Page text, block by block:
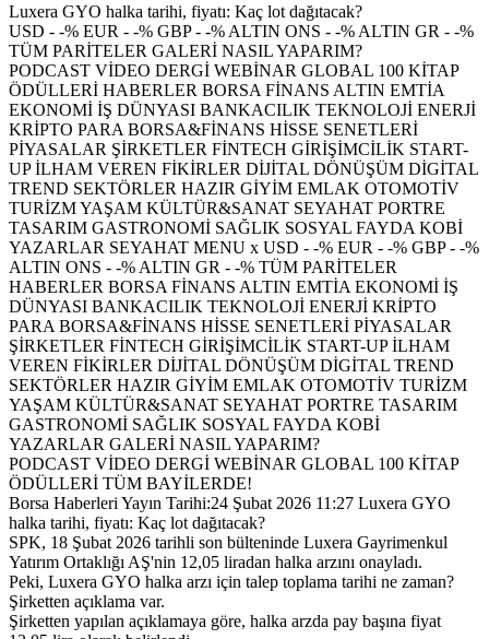
Luxera GYO halka tarihi, fiyatı: Kaç lot dağıtacak?
USD - -% EUR - -% GBP - -% ALTIN ONS - -% ALTIN GR - -%
TÜM PARİTELER GALERİ NASIL YAPARIM?
PODCAST VİDEO DERGİ WEBİNAR GLOBAL 100 KİTAP
ÖDÜLLERİ HABERLER BORSA FİNANS ALTIN EMTİA
EKONOMİ İŞ DÜNYASI BANKACILIK TEKNOLOJİ ENERJİ
KRİPTO PARA BORSA&FİNANS HİSSE SENETLERİ
PİYASALAR ŞİRKETLER FİNTECH GİRİŞİMCİLİK START-
UP İLHAM VEREN FİKİRLER DİJİTAL DÖNÜŞÜM DİGİTAL
TREND SEKTÖRLER HAZIR GİYİM EMLAK OTOMOTİV
TURİZM YAŞAM KÜLTÜR&SANAT SEYAHAT PORTRE
TASARIM GASTRONOMİ SAĞLIK SOSYAL FAYDA KOBİ
YAZARLAR SEYAHAT MENU x USD - -% EUR - -% GBP - -%
ALTIN ONS - -% ALTIN GR - -% TÜM PARİTELER
HABERLER BORSA FİNANS ALTIN EMTİA EKONOMİ İŞ
DÜNYASI BANKACILIK TEKNOLOJİ ENERJİ KRİPTO
PARA BORSA&FİNANS HİSSE SENETLERİ PİYASALAR
ŞİRKETLER FİNTECH GİRİŞİMCİLİK START-UP İLHAM
VEREN FİKİRLER DİJİTAL DÖNÜŞÜM DİGİTAL TREND
SEKTÖRLER HAZIR GİYİM EMLAK OTOMOTİV TURİZM
YAŞAM KÜLTÜR&SANAT SEYAHAT PORTRE TASARIM
GASTRONOMİ SAĞLIK SOSYAL FAYDA KOBİ
YAZARLAR GALERİ NASIL YAPARIM?
PODCAST VİDEO DERGİ WEBİNAR GLOBAL 100 KİTAP
ÖDÜLLERİ TÜM BAYİLERDE!
Borsa Haberleri Yayın Tarihi:24 Şubat 2026 11:27 Luxera GYO
halka tarihi, fiyatı: Kaç lot dağıtacak?
SPK, 18 Şubat 2026 tarihli son bülteninde Luxera Gayrimenkul
Yatırım Ortaklığı AŞ'nin 12,05 liradan halka arzını onayladı.
Peki, Luxera GYO halka arzı için talep toplama tarihi ne zaman?
Şirketten açıklama var.
Şirketten yapılan açıklamaya göre, halka arzda pay başına fiyat